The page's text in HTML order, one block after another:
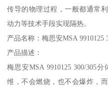
传导的物理过程，一般都通常
动力等技术手段实现隔热。
产品名称：梅思安MSA 9910125
产品描述：
梅思安MSA 9910125 300/305
维，不会燃烧，也不会爆炸，